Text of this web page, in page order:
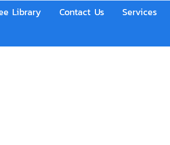
Library Contact Us
Services